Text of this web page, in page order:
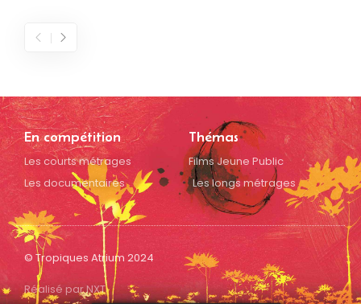
En compétition
Les courts métrages
Les documentaires
Thémas
Films Jeune Public
Les longs métrages
© Tropiques Atrium 2024
Réalisé par NXT